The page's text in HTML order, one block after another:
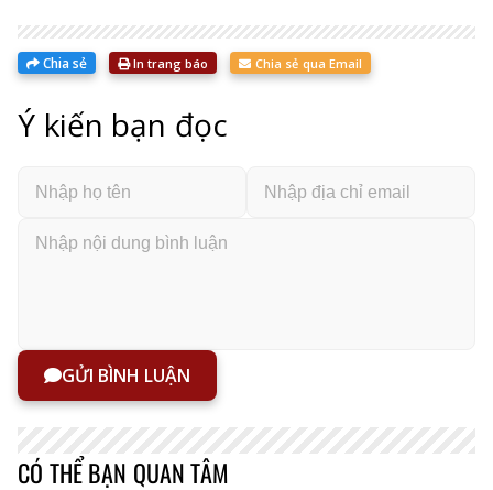
Chia sẻ In trang báo Chia sẻ qua Email
Ý kiến bạn đọc
GỬI BÌNH LUẬN
CÓ THỂ BẠN QUAN TÂM